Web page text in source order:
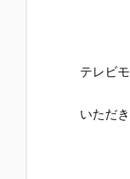
テレビ
いただ